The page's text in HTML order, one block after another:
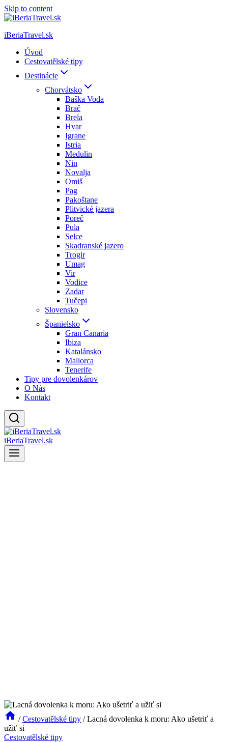
Skip to content
iBeriaTravel.sk
Úvod
Cestovatělské tipy
Destinácie
Chorvátsko
Baška Voda
Brač
Brela
Hvar
Igrane
Istria
Medulin
Nin
Novalja
Omiš
Pag
Pakoštane
Plitvické jazera
Poreč
Pula
Selce
Skadranské jazero
Trogir
Umag
Vir
Vodice
Zadar
Tučepi
Slovensko
Španielsko
Gran Canaria
Ibiza
Katalánsko
Mallorca
Tenerife
Tipy pre dovolenkárov
O Nás
Kontakt
iBeriaTravel.sk
/ Cestovatělské tipy / Lacná dovolenka k moru: Ako ušetriť a
užiť si
Cestovatělské tipy